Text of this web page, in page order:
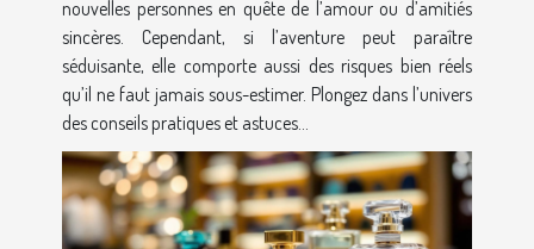
nouvelles personnes en quête de l’amour ou d’amitiés
sincères. Cependant, si l’aventure peut paraître
séduisante, elle comporte aussi des risques bien réels
qu’il ne faut jamais sous-estimer. Plongez dans l’univers
des conseils pratiques et astuces...